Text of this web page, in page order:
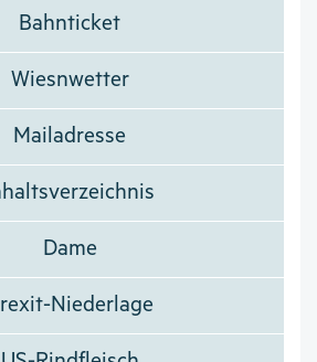
Bahnticket
Wiesnwetter
Mailadresse
Dame
Niederlage